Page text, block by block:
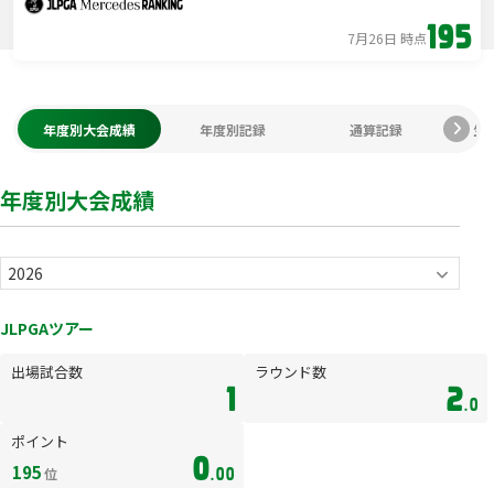
7月26日 時点195
年度別大会成績 年度別記録 通算記録 生
年度別大会成績
JLPGAツアー
出場試合数
1
ラウンド数
2.0
ポイント
0.00
195位